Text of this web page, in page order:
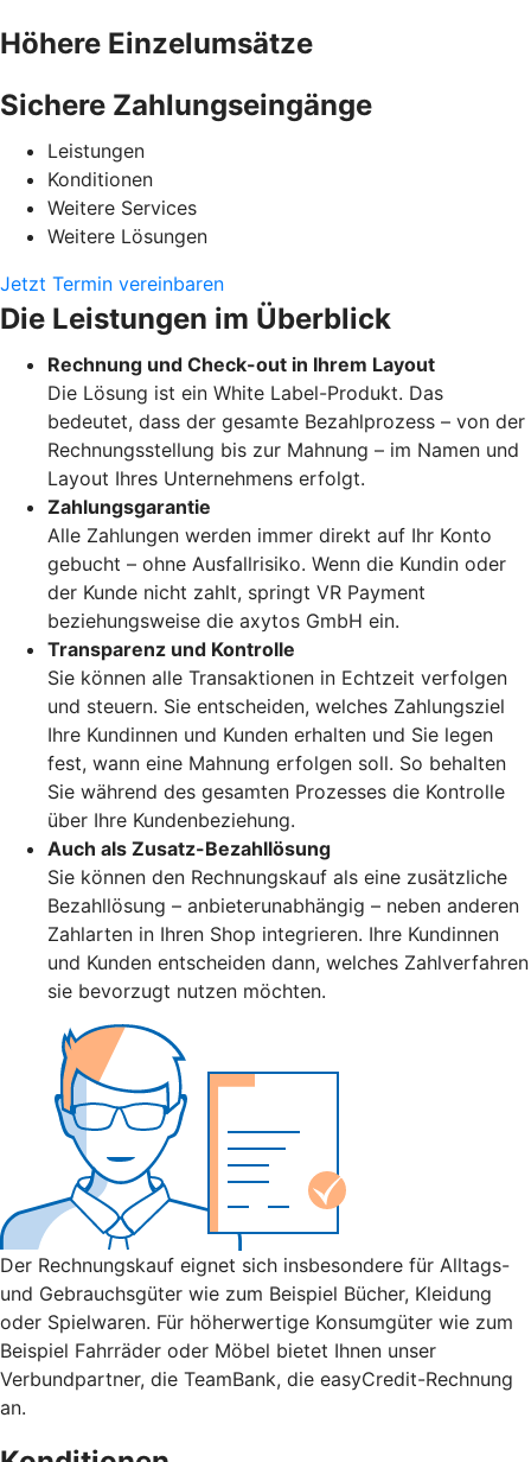
Höhere Einzelumsätze
Sichere Zahlungseingänge
Leistungen
Konditionen
Weitere Services
Weitere Lösungen
Jetzt Termin vereinbaren
Die Leistungen im Überblick
Rechnung und Check-out in Ihrem Layout
Die Lösung ist ein White Label-Produkt. Das
bedeutet, dass der gesamte Bezahlprozess – von der
Rechnungsstellung bis zur Mahnung – im Namen und
Layout Ihres Unternehmens erfolgt.
Zahlungsgarantie
Alle Zahlungen werden immer direkt auf Ihr Konto
gebucht – ohne Ausfallrisiko. Wenn die Kundin oder
der Kunde nicht zahlt, springt VR Payment
beziehungsweise die axytos GmbH ein.
Transparenz und Kontrolle
Sie können alle Transaktionen in Echtzeit verfolgen
und steuern. Sie entscheiden, welches Zahlungsziel
Ihre Kundinnen und Kunden erhalten und Sie legen
fest, wann eine Mahnung erfolgen soll. So behalten
Sie während des gesamten Prozesses die Kontrolle
über Ihre Kundenbeziehung.
Auch als Zusatz-Bezahllösung
Sie können den Rechnungskauf als eine zusätzliche
Bezahllösung – anbieterunabhängig – neben anderen
Zahlarten in Ihren Shop integrieren. Ihre Kundinnen
und Kunden entscheiden dann, welches Zahlverfahren
sie bevorzugt nutzen möchten.
Der Rechnungskauf eignet sich insbesondere für Alltags-
und Gebrauchsgüter wie zum Beispiel Bücher, Kleidung
oder Spielwaren. Für höherwertige Konsumgüter wie zum
Beispiel Fahrräder oder Möbel bietet Ihnen unser
Verbundpartner, die TeamBank, die easyCredit-Rechnung
an.